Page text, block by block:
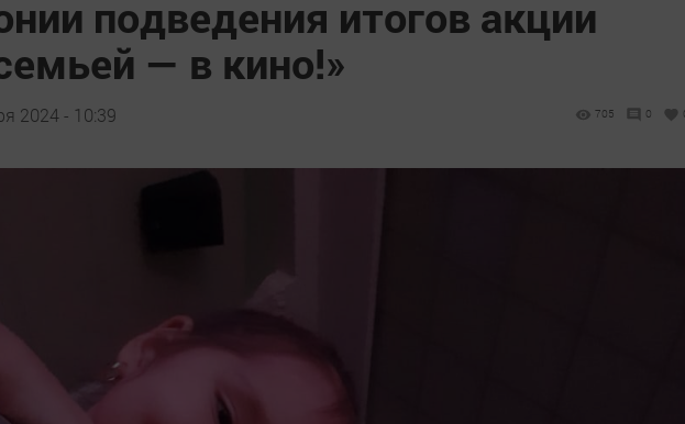
подведения итогов акции
— в кино!»
2024 - 10:39 705 0